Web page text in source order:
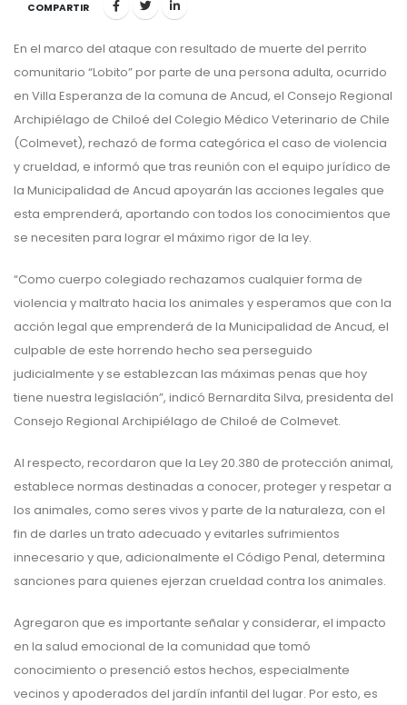
COMPARTIR
En el marco del ataque con resultado de muerte del perrito
comunitario “Lobito” por parte de una persona adulta, ocurrido
en Villa Esperanza de la comuna de Ancud, el Consejo Regional
Archipiélago de Chiloé del Colegio Médico Veterinario de Chile
(Colmevet), rechazó de forma categórica el caso de violencia
y crueldad, e informó que tras reunión con el equipo jurídico de
la Municipalidad de Ancud apoyarán las acciones legales que
esta emprenderá, aportando con todos los conocimientos que
se necesiten para lograr el máximo rigor de la ley.
“Como cuerpo colegiado rechazamos cualquier forma de
violencia y maltrato hacia los animales y esperamos que con la
acción legal que emprenderá de la Municipalidad de Ancud, el
culpable de este horrendo hecho sea perseguido
judicialmente y se establezcan las máximas penas que hoy
tiene nuestra legislación”, indicó Bernardita Silva, presidenta del
Consejo Regional Archipiélago de Chiloé de Colmevet.
Al respecto, recordaron que la Ley 20.380 de protección animal,
establece normas destinadas a conocer, proteger y respetar a
los animales, como seres vivos y parte de la naturaleza, con el
fin de darles un trato adecuado y evitarles sufrimientos
innecesario y que, adicionalmente el Código Penal, determina
sanciones para quienes ejerzan crueldad contra los animales.
Agregaron que es importante señalar y considerar, el impacto
en la salud emocional de la comunidad que tomó
conocimiento o presenció estos hechos, especialmente
vecinos y apoderados del jardín infantil del lugar. Por esto, es